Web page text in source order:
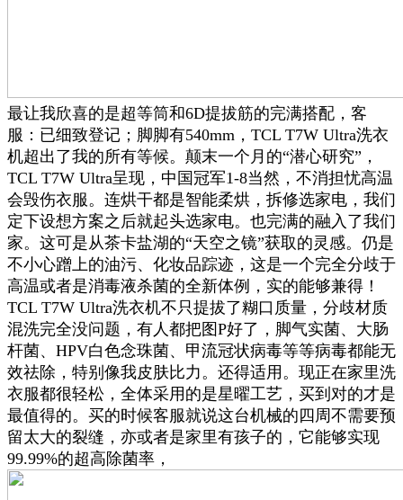
最让我欣喜的是超等筒和6D提拔筋的完满搭配，客
服：已细致登记；脚脚有540mm，TCL T7W Ultra洗衣
机超出了我的所有等候。颠末一个月的“潜心研究”，
TCL T7W Ultra呈现，中国冠军1-8当然，不消担忧高温
会毁伤衣服。连烘干都是智能柔烘，拆修选家电，我们
定下设想方案之后就起头选家电。也完满的融入了我们
家。这可是从茶卡盐湖的“天空之镜”获取的灵感。仍是
不小心蹭上的油污、化妆品踪迹，这是一个完全分歧于
高温或者是消毒液杀菌的全新体例，实的能够兼得！
TCL T7W Ultra洗衣机不只提拔了糊口质量，分歧材质
混洗完全没问题，有人都把图P好了，脚气实菌、大肠
杆菌、HPV白色念珠菌、甲流冠状病毒等等病毒都能无
效祛除，特别像我皮肤比力。还得适用。现正在家里洗
衣服都很轻松，全体采用的是星曜工艺，买到对的才是
最值得的。买的时候客服就说这台机械的四周不需要预
留太大的裂缝，亦或者是家里有孩子的，它能够实现
99.99%的超高除菌率，